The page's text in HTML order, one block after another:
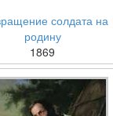
солдата на
родину
1869